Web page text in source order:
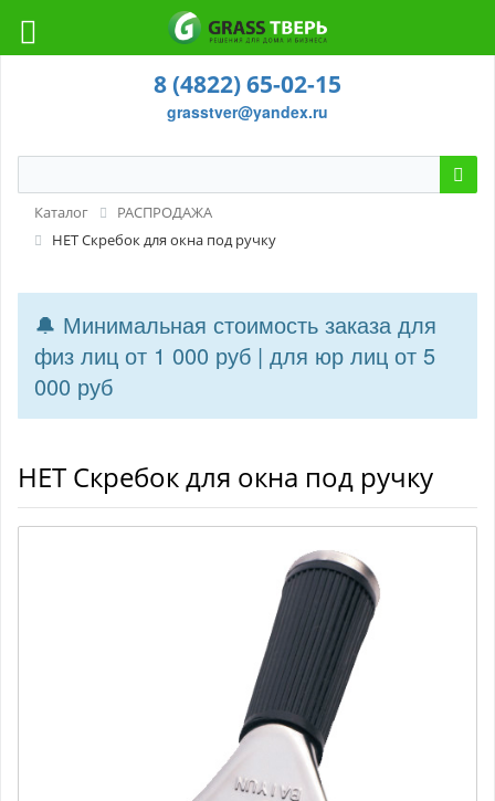
8 (4822) 65-02-15
grasstver@yandex.ru
Каталог
РАСПРОДАЖА
НЕТ Скребок для окна под ручку
🔔 Минимальная стоимость заказа для
физ лиц от 1 000 руб | для юр лиц от 5
000 руб
НЕТ Скребок для окна под ручку